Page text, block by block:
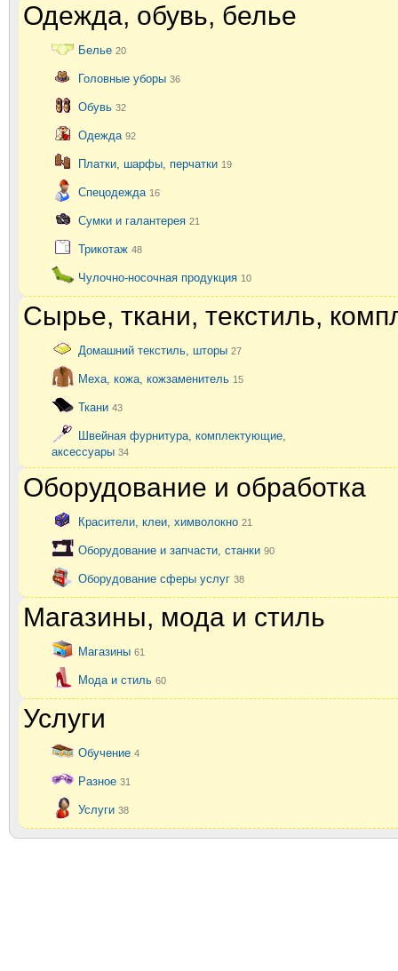
Одежда, обувь, белье
Белье 20
Головные уборы 36
Обувь 32
Одежда 92
Платки, шарфы, перчатки 19
Спецодежда 16
Сумки и галантерея 21
Трикотаж 48
Чулочно-носочная продукция 10
Сырье, ткани, текстиль,
Домашний текстиль, шторы 27
Меха, кожа, кожзаменитель 15
Ткани 43
Швейная фурнитура, комплектующие,
аксессуары 34
Оборудование и обработка
Красители, клеи, химволокно 21
Оборудование и запчасти, станки 90
Оборудование сферы услуг 38
Магазины, мода и стиль
Магазины 61
Мода и стиль 60
Услуги
Обучение 4
Разное 31
Услуги 38